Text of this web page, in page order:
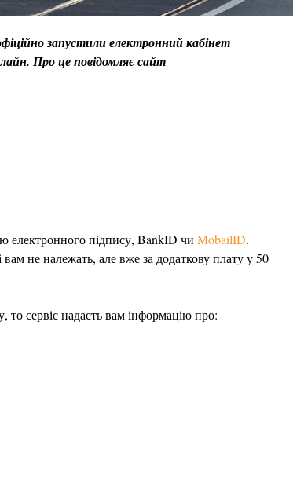
запустили електронний кабінет
Про це повідомляє сайт
електронного підпису, BankID чи MobailID.
не належать, але вже за додаткову плату у 50
сервіс надасть вам інформацію про: